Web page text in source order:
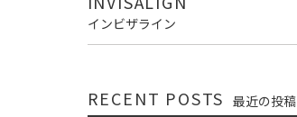
インビザライン
RECENT POSTS 最近の投稿